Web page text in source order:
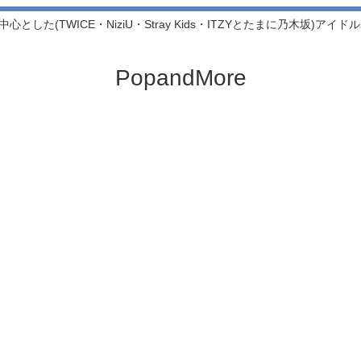
心とした(TWICE・NiziU・Stray Kids・ITZYとたまに乃木坂)アイド
PopandMore